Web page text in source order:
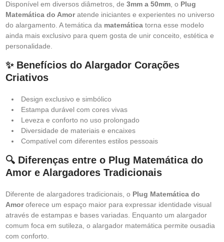
Disponível em diversos diâmetros, de 3mm a 50mm , o Plug
Matemática do Amoratende iniciantes e experientes no universo
do alargamento. A temática da matemática torna esse modelo
ainda mais exclusivo para quem gosta de unir conceito, estética e
personalidade.
✨ Benefícios do Alargador Corações
Criativos
Design exclusivo e simbólico
Estampa durável com cores vivas
Leveza e conforto no uso prolongado
Diversidade de materiais e encaixes
Compatível com diferentes estilos pessoais
🔍 Diferenças entre o Plug Matemática do
Amor e Alargadores Tradicionais
Diferente de alargadores tradicionais, o Plug Matemática do
Amoroferece um espaço maior para expressar identidade visual
através de estampas e bases variadas. Enquanto um alargador
comum foca em sutileza, o alargador matemática permite ousadia
com conforto.